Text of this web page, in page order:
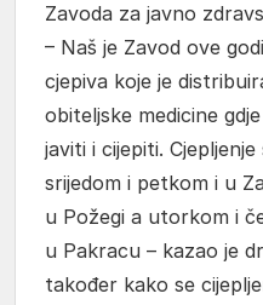
Zavoda za javno
– Naš je Zavod ove
cjepiva koje je
obiteljske medicine
javiti i cijepiti.
srijedom i petkom i u
u Požegi a utorkom i
u Pakracu – kazao je
također kako se